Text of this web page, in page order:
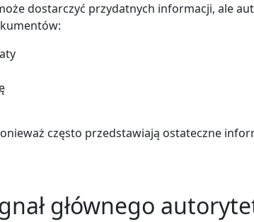
dostarczyć przydatnych informacji, ale
często przedstawiają ostateczne
głównego